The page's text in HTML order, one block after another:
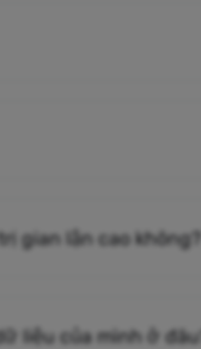
gian lận cao không?
liệu của mình ở đâu?